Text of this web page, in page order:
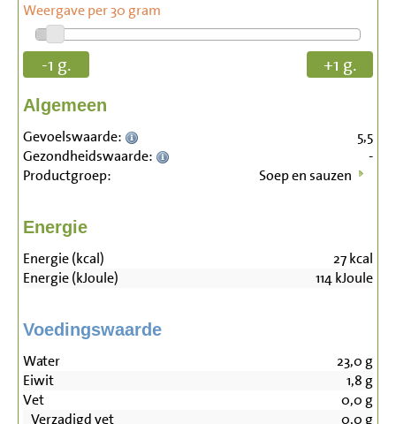
Weergave per 30 gram
-1 g. +1 g.
Algemeen
Gevoelswaarde:
5,5
Gezondheidswaarde:
-
Productgroep:
Soep en sauzen
Energie
Energie (kcal) 27kcal
Energie (kJoule)
114kJoule
Voedingswaarde
Water 23,0 g
Eiwit
1,8 g
Vet
0,0 g
Verzadigd vet
0,0 g